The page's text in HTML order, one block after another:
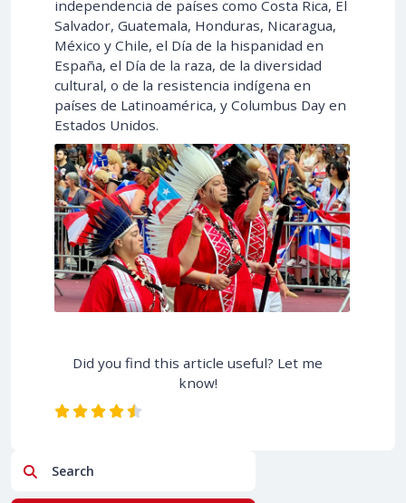
independencia de países como Costa Rica, El
Salvador, Guatemala, Honduras, Nicaragua,
México y Chile, el Día de la hispanidad en
España, el Día de la raza, de la diversidad
cultural, o de la resistencia indígena en
países de Latinoamérica, y Columbus Day en
Estados Unidos.
Did you find this article useful? Let me
know!
Search